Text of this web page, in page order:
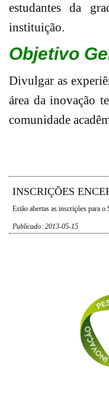
estudantes da
instituição.
Objetivo
Divulgar as
área da inovação
comunidade
INSCRIÇÕES
Estão abertas as inscrições para o
Publicado: 2013-05-15